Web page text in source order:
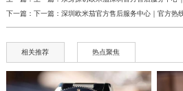
下一篇：下一篇： 深圳欧米茄官方售后服务中心｜官方热线和
相关推荐 热点聚焦